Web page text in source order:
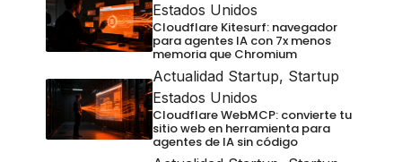
Estados Unidos
Cloudflare Kitesurf: navegador
para agentes IA con 7x menos
memoria que Chromium
Actualidad Startup, Startup
Estados Unidos
Cloudflare WebMCP: convierte tu
sitio web en herramienta para
agentes de IA sin código